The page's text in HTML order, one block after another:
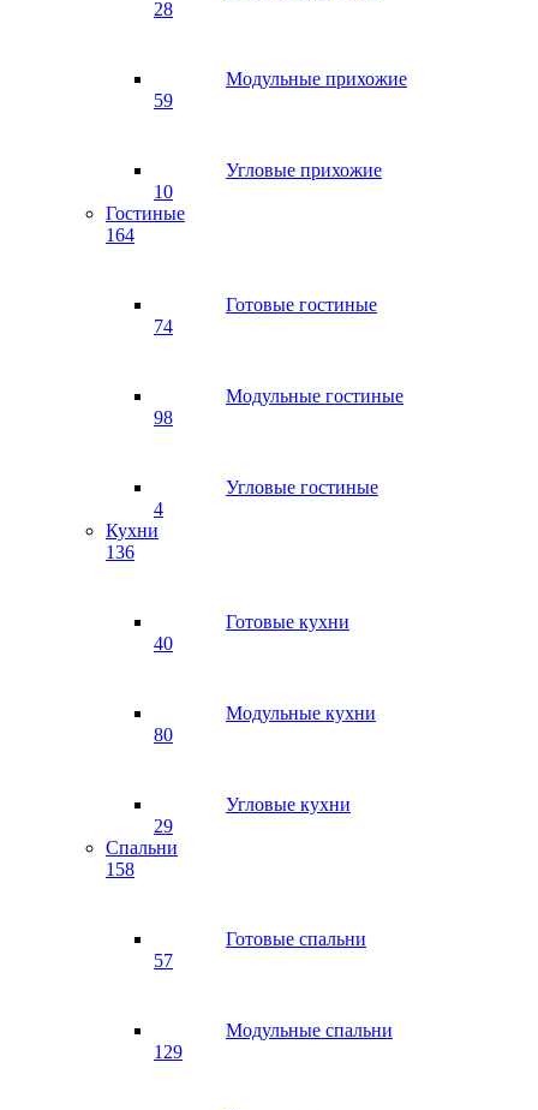
28
Модульные прихожие
59
Угловые прихожие
10
Гостиные
164
Готовые гостиные
74
Модульные гостиные
98
Угловые гостиные
4
Кухни
136
Готовые кухни
40
Модульные кухни
80
Угловые кухни
29
Спальни
158
Готовые спальни
57
Модульные спальни
129